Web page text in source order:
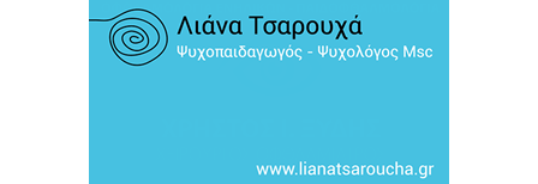
Κυριακής, 9 Αυγούστου
13 ώρες 29 λεπτά πρίν